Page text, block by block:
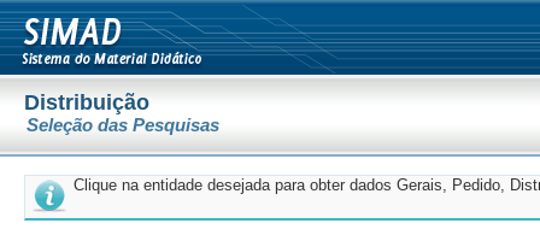
Distribuição
Seleção das Pesquisas
Clique na entidade desejada para obter dados Gerais, Pedido,